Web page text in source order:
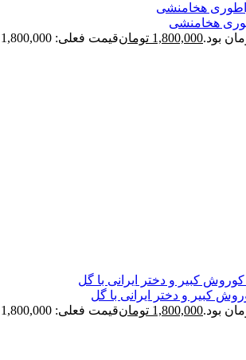
هخامنشی
1,800,000 تومانقیمت فعلی: 1,800,000 تومان.
کبیر و دختر ایرانی با گل
1,800,000 تومانقیمت فعلی: 1,800,000 تومان.